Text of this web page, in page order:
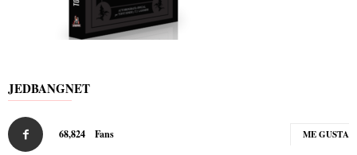
JEDBANGNET
68,824 Fans ME GUSTA